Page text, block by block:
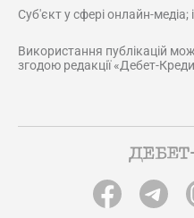
Суб'єкт у сфері онлайн-медіа;
Використання публікацій
згодою редакції «Дебет-